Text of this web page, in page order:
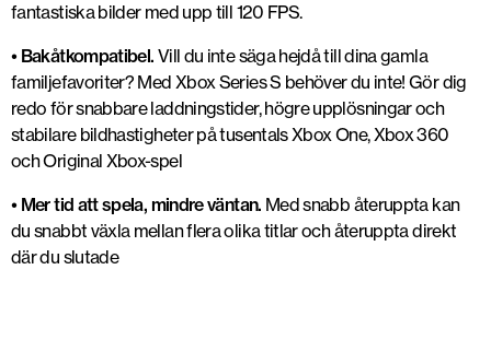
fantastiska bilder med upp till 120 FPS.
• Bakåtkompatibel. Vill du inte säga hejdå till dina gamla
familjefavoriter? Med Xbox Series S behöver du inte! Gör dig
redo för snabbare laddningstider, högre upplösningar och
stabilare bildhastigheter på tusentals Xbox One, Xbox 360
och Original Xbox-spel
• Mer tid att spela, mindre väntan. Med snabb återuppta kan
du snabbt växla mellan flera olika titlar och återuppta direkt
där du slutade